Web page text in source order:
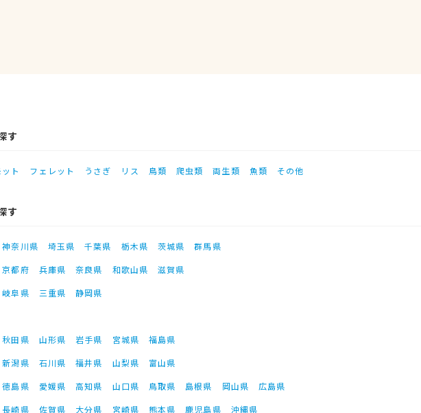
す
ト フェレット うさぎ リス 鳥類 爬虫類 両生類 魚類 その他
す
神奈川県 埼玉県 千葉県 栃木県 茨城県
群馬県
京都府 兵庫県 奈良県 和歌山県
滋賀県
岐阜県 三重県
静岡県
秋田県 山形県 岩手県 宮城県
福島県
新潟県 石川県 福井県 山梨県
富山県
徳島県 愛媛県 高知県 山口県 鳥取県 島根県 岡山県
広島県
長崎県 佐賀県 大分県 宮崎県 熊本県 鹿児島県 沖縄県